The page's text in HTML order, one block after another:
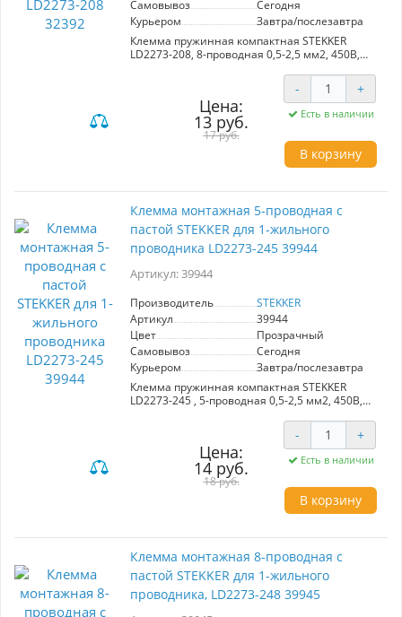
Самовывоз
Сегодня
Курьером
Завтра/послезавтра
Клемма пружинная компактная STEKKER
LD2273-208, 8-проводная 0,5-2,5 мм2, 450В,
поликарбонат, латунь, сталь. Тип провода
одножильный, материал провода медь,
температура окружающей среды -20...+40°C
Цена:
13 руб.
17 руб.
- +
Есть в наличии
В корзину
Клемма монтажная 5-проводная с
пастой STEKKER для 1-жильного
проводника LD2273-245 39944
Артикул: 39944
Производитель
STEKKER
Артикул
39944
Цвет
Прозрачный
Самовывоз
Сегодня
Курьером
Завтра/послезавтра
Клемма пружинная компактная STEKKER
LD2273-245 , 5-проводная 0,5-2,5 мм2, 450В,
поликарбонат, латунь, сталь. Тип провода
одножильный, материал провода медь,
температура окружающей среды -20...+40°C
Цена:
14 руб.
18 руб.
- +
Есть в наличии
В корзину
Клемма монтажная 8-проводная с
пастой STEKKER для 1-жильного
проводника, LD2273-248 39945